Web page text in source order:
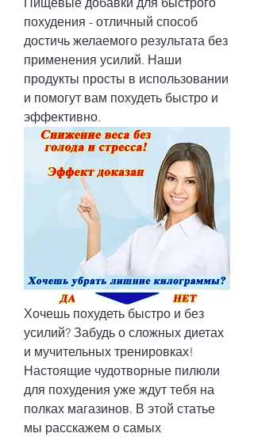
похудения - отличный способ
достичь желаемого результата без
применения усилий. Наши
продукты просты в использовании
и помогут вам похудеть быстро и
эффективно.
Хочешь похудеть быстро и без
усилий? Забудь о сложных диетах
и мучительных тренировках!
Настоящие чудотворные пилюли
для похудения уже ждут тебя на
полках магазинов. В этой статье
мы расскажем о самых